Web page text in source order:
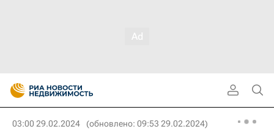
03:00 29.02.2024 (обновлено: 09:53 29.02.2024)